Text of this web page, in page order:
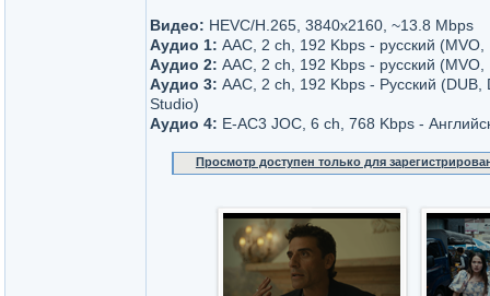
Видео: НЕVC/H.265, 3840x2160, ~13.8 Мbps
Аудио 1: AАС, 2 ch, 192 Kbps - русский (MVO,
Аудио 2: AАС, 2 ch, 192 Kbps - русский
Аудио 3: AАС, 2 ch, 192 Kbps - Русский (DUB,
Studio)
Аудио 4: E-AC3 JOC, 6 ch, 768 Kbps -
Просмотр доступен только для